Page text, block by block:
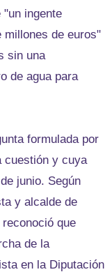
"un ingente
millones de euros"
sin una
de agua para
formulada por
cuestión y cuya
junio. Según
y alcalde de
que
de la
en la Diputación